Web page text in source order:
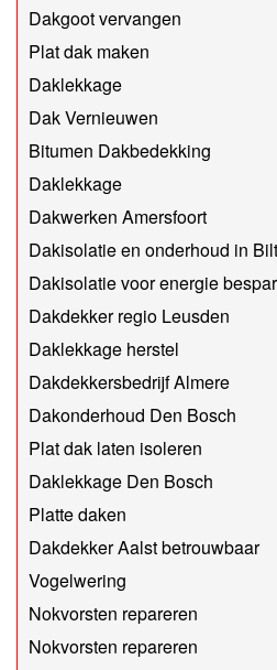
Dakgoot vervangen
Plat dak maken
Daklekkage
Dak Vernieuwen
Bitumen Dakbedekking
Daklekkage
Dakwerken Amersfoort
Dakisolatie en onderhoud in
Dakisolatie voor energie
Dakdekker regio Leusden
Daklekkage herstel
Dakdekkersbedrijf Almere
Dakonderhoud Den Bosch
Plat dak laten isoleren
Daklekkage Den Bosch
Platte daken
Dakdekker Aalst betrouwbaar
Vogelwering
Nokvorsten repareren
Nokvorsten repareren